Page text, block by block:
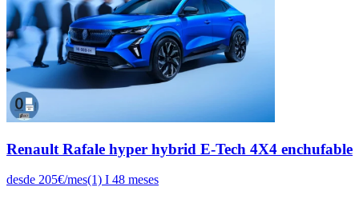
Renault Rafale hyper hybrid E-Tech 4X4 enchufable
desde 205€/mes(1) I 48 meses